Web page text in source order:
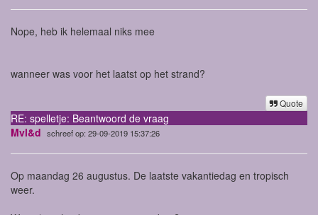
Nope, heb ik helemaal niks mee
wanneer was voor het laatst op het strand?
Quote
RE: spelletje: Beantwoord de vraag
Mvl&d schreef op: 29-09-2019 15:37:26
Op maandag 26 augustus. De laatste vakantiedag en tropisch
weer.